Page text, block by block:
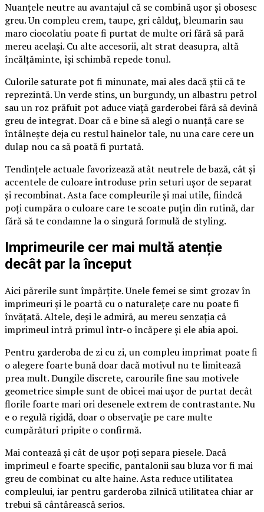
Nuanțele neutre au avantajul că se combină ușor și obosesc
greu. Un compleu crem, taupe, gri călduț, bleumarin sau
maro ciocolatiu poate fi purtat de multe ori fără să pară
mereu același. Cu alte accesorii, alt strat deasupra, altă
încălțăminte, își schimbă repede tonul.
Culorile saturate pot fi minunate, mai ales dacă știi că te
reprezintă. Un verde stins, un burgundy, un albastru petrol
sau un roz prăfuit pot aduce viață garderobei fără să devină
greu de integrat. Doar că e bine să alegi o nuanță care se
întâlnește deja cu restul hainelor tale, nu una care cere un
dulap nou ca să poată fi purtată.
Tendințele actuale favorizează atât neutrele de bază, cât și
accentele de culoare introduse prin seturi ușor de separat
și recombinat. Asta face compleurile și mai utile, fiindcă
poți cumpăra o culoare care te scoate puțin din rutină, dar
fără să te condamne la o singură formulă de styling.
Imprimeurile cer mai multă atenție
decât par la început
Aici părerile sunt împărțite. Unele femei se simt grozav în
imprimeuri și le poartă cu o naturalețe care nu poate fi
învățată. Altele, deși le admiră, au mereu senzația că
imprimeul intră primul într-o încăpere și ele abia apoi.
Pentru garderoba de zi cu zi, un compleu imprimat poate fi
o alegere foarte bună doar dacă motivul nu te limitează
prea mult. Dungile discrete, carourile fine sau motivele
geometrice simple sunt de obicei mai ușor de purtat decât
florile foarte mari ori desenele extrem de contrastante. Nu
e o regulă rigidă, doar o observație pe care multe
cumpărături pripite o confirmă.
Mai contează și cât de ușor poți separa piesele. Dacă
imprimeul e foarte specific, pantalonii sau bluza vor fi mai
greu de combinat cu alte haine. Asta reduce utilitatea
compleului, iar pentru garderoba zilnică utilitatea chiar ar
trebui să cântărească serios.